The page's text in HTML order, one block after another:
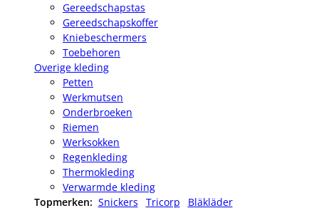
Gereedschapstas
Gereedschapskoffer
Kniebeschermers
Toebehoren
Overige kleding
Petten
Werkmutsen
Onderbroeken
Riemen
Werksokken
Regenkleding
Thermokleding
Verwarmde kleding
Topmerken: Snickers Tricorp
Bläkläder